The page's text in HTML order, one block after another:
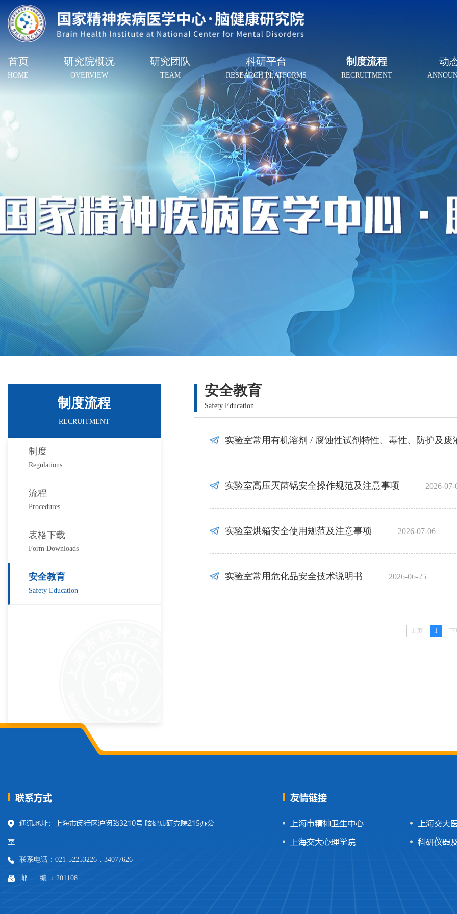
首页
HOME
研究院概况
OVERVIEW
研究团队
TEAM
科研平台
RESEARCH PLATFORMS
制度流程
RECRUITMENT
动
制度流程
RECRUITMENT
制度
Regulations
流程
Procedures
表格下载
Form Downloads
安全教育
Safety Education
安全教育
Safety Education
实验室常用有机溶剂 / 腐蚀性试剂特性、毒性、防护及废
实验室高压灭菌锅安全操作规范及注意事项 2026-07-
实验室烘箱安全使用规范及注意事项 2026-07-06
实验室常用危化品安全技术说明书 2026-06-25
上页 1 下
联系方式
通讯地址：上海市闵行区沪闵路3210号 脑健康研究院215办公
室
联系电话：021-52253226，34077626
邮 编 ：201108
友情链接
上海市精神卫生中心
上海交大
上海交大心理学院
科研仪器